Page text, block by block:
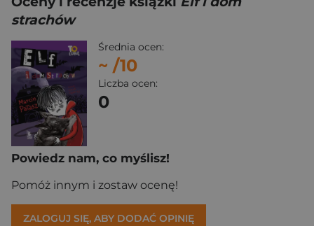
strachów
Średnia ocen:
~ /10
Liczba ocen:
0
Powiedz nam, co myślisz!
Pomóż innym i zostaw ocenę!
ZALOGUJ SIĘ, ABY DODAĆ OPINIĘ